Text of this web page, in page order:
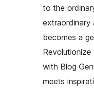
to the
extraordinary
becomes a
Revolutionize
with Blog
meets